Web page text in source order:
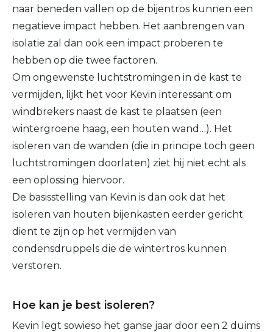
naar beneden vallen op de bijentros kunnen een
negatieve impact hebben. Het aanbrengen van
isolatie zal dan ook een impact proberen te
hebben op die twee factoren.
Om ongewenste luchtstromingen in de kast te
vermijden, lijkt het voor Kevin interessant om
windbrekers naast de kast te plaatsen (een
wintergroene haag, een houten wand…). Het
isoleren van de wanden (die in principe toch geen
luchtstromingen doorlaten) ziet hij niet echt als
een oplossing hiervoor.
De basisstelling van Kevin is dan ook dat het
isoleren van houten bijenkasten eerder gericht
dient te zijn op het vermijden van
condensdruppels die de wintertros kunnen
verstoren.
Hoe kan je best isoleren?
Kevin legt sowieso het ganse jaar door een 2 duims